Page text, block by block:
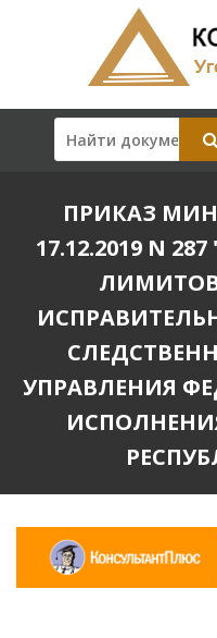
ПРИКАЗ
17.12.2019 N
УПРАВЛЕНИЯ